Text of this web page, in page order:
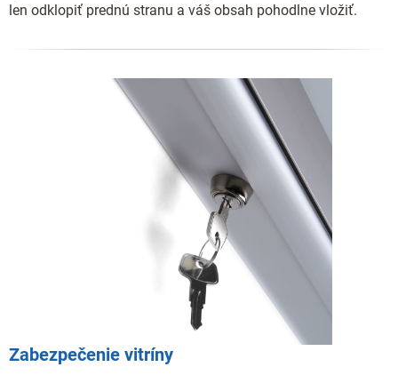
len odklopiť prednú stranu a váš obsah pohodlne vložiť.
Zabezpečenie vitríny